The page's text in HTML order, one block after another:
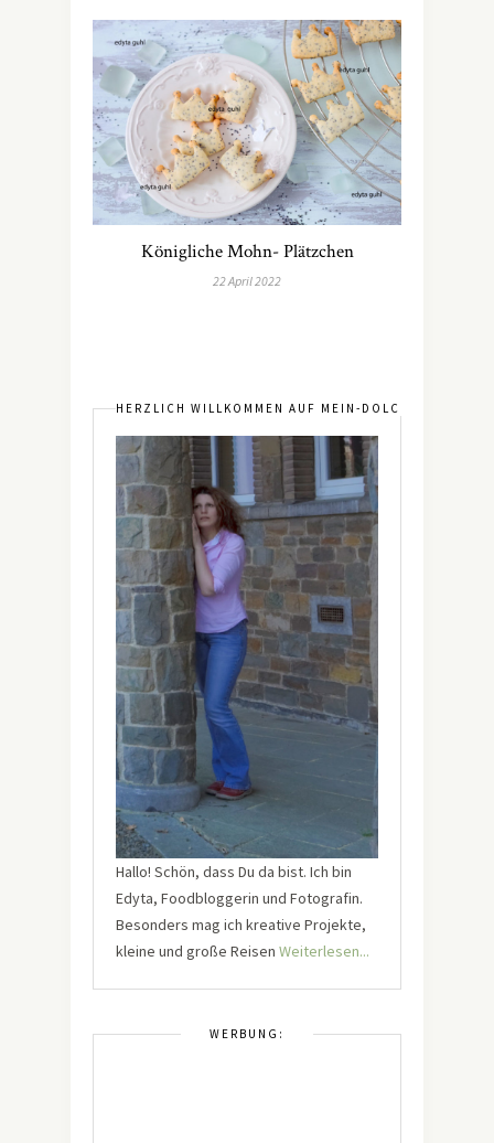
Königliche Mohn- Plätzchen
22 April 2022
HERZLICH WILLKOMMEN AUF MEIN-DOLCEVITA.DE
Hallo! Schön, dass Du da bist. Ich bin
Edyta, Foodbloggerin und Fotografin.
Besonders mag ich kreative Projekte,
kleine und große Reisen Weiterlesen...
WERBUNG: